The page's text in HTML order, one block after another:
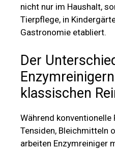
nicht nur im Haushalt,
Tierpflege, in
Gastronomie etabliert.
Der
klassischen
Während konventionelle
Tensiden, Bleichmitteln
arbeiten Enzymreiniger